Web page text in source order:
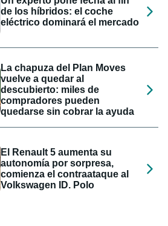
de los híbridos: el coche
eléctrico dominará el mercado
La chapuza del Plan Moves
vuelve a quedar al
descubierto: miles de
compradores pueden
quedarse sin cobrar la ayuda
El Renault 5 aumenta su
autonomía por sorpresa,
comienza el contraataque al
Volkswagen ID. Polo